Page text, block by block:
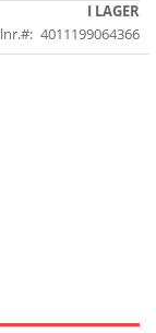
I LAGER
4011199064366